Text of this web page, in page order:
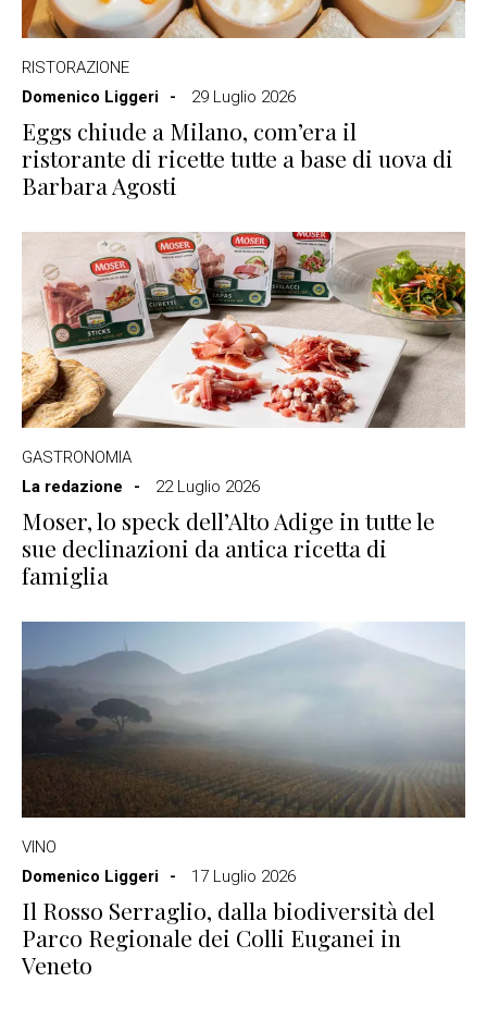
RISTORAZIONE
Domenico Liggeri
29 Luglio 2026
Eggs chiude a Milano, com’era il
ristorante di ricette tutte a base di uova di
Barbara Agosti
GASTRONOMIA
La redazione
22 Luglio 2026
Moser, lo speck dell’Alto Adige in tutte le
sue declinazioni da antica ricetta di
famiglia
VINO
Domenico Liggeri
17 Luglio 2026
Il Rosso Serraglio, dalla biodiversità del
Parco Regionale dei Colli Euganei in
Veneto